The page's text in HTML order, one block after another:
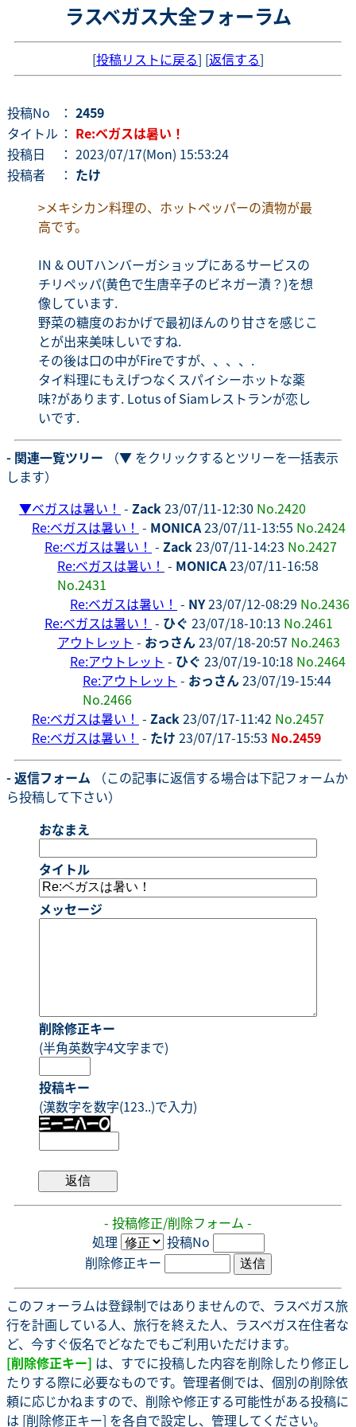
ラスベガス大全フォーラム
[投稿リストに戻る] [返信する]
投稿No ： 2459
タイトル ： Re:ベガスは暑い！
投稿日
： 2023/07/17(Mon) 15:53:24
投稿者
： たけ
>メキシカン料理の、ホットペッパーの漬物が最
高です。
IN & OUTハンバーガショップにあるサービスの
チリペッパ(黄色で生唐辛子のビネガー漬？)を想
像しています.
野菜の糖度のおかげで最初ほんのり甘さを感じこ
とが出来美味しいですね.
その後は口の中がFireですが、、、、.
タイ料理にもえげつなくスパイシーホットな薬
味?があります. Lotus of Siamレストランが恋し
いです.
- 関連一覧ツリー （▼ をクリックするとツリーを一括表示
します）
▼ベガスは暑い！ - Zack23/07/11-12:30 No.2420
Re:ベガスは暑い！ - MONICA23/07/11-13:55 No.2424
Re:ベガスは暑い！ - Zack23/07/11-14:23 No.2427
Re:ベガスは暑い！ - MONICA23/07/11-16:58
No.2431
Re:ベガスは暑い！ - NY23/07/12-08:29 No.2436
Re:ベガスは暑い！ - ひぐ 23/07/18-10:13 No.2461
アウトレット - おっさん23/07/18-20:57 No.2463
Re:アウトレット - ひぐ 23/07/19-10:18 No.2464
Re:アウトレット - おっさん23/07/19-15:44
No.2466
Re:ベガスは暑い！ - Zack23/07/17-11:42 No.2457
Re:ベガスは暑い！ - たけ 23/07/17-15:53 No.2459
- 返信フォーム （この記事に返信する場合は下記フォームか
ら投稿して下さい）
おなまえ
タイトル
メッセージ
削除修正キー
(半角英数字4文字まで)
投稿キー
(漢数字を数字(123..)で入力)
- 投稿修正/削除フォーム -
処理
投稿No
削除修正キー
このフォーラムは登録制ではありませんので、ラスベガス旅
行を計画している人、旅行を終えた人、ラスベガス在住者な
ど、今すぐ仮名でどなたでもご利用いただけます。
[削除修正キー] は、すでに投稿した内容を削除したり修正し
たりする際に必要なものです。管理者側では、個別の削除依
頼に応じかねますので、削除や修正する可能性がある投稿に
は [削除修正キー] を各自で設定し、管理してください。